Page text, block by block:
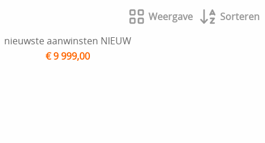
Weergave
Sorteren
nieuwste aanwinsten NIEUW
€ 9 999,00